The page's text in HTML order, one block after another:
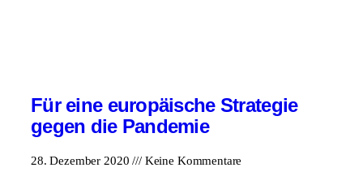
Für eine europäische Strategie
gegen die Pandemie
28. Dezember 2020
Keine Kommentare